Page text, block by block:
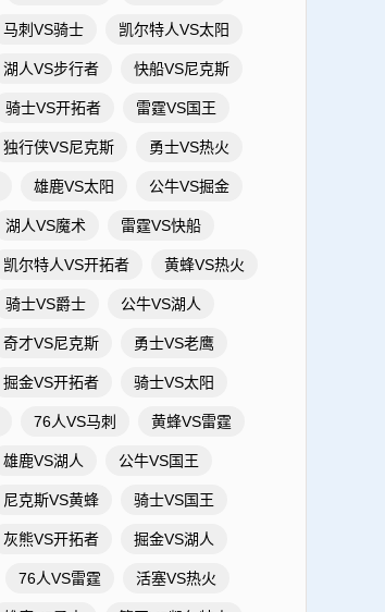
马刺VS骑士 凯尔特人VS太阳
湖人VS步行者 快船VS尼克斯
骑士VS开拓者 雷霆VS国王
独行侠VS尼克斯 勇士VS热火
雄鹿VS太阳 公牛VS掘金
湖人VS魔术 雷霆VS快船
凯尔特人VS开拓者 黄蜂VS热火
骑士VS爵士 公牛VS湖人
奇才VS尼克斯 勇士VS老鹰
掘金VS开拓者 骑士VS太阳
76人VS马刺 黄蜂VS雷霆
雄鹿VS湖人 公牛VS国王
尼克斯VS黄蜂 骑士VS国王
灰熊VS开拓者 掘金VS湖人
76人VS雷霆 活塞VS热火